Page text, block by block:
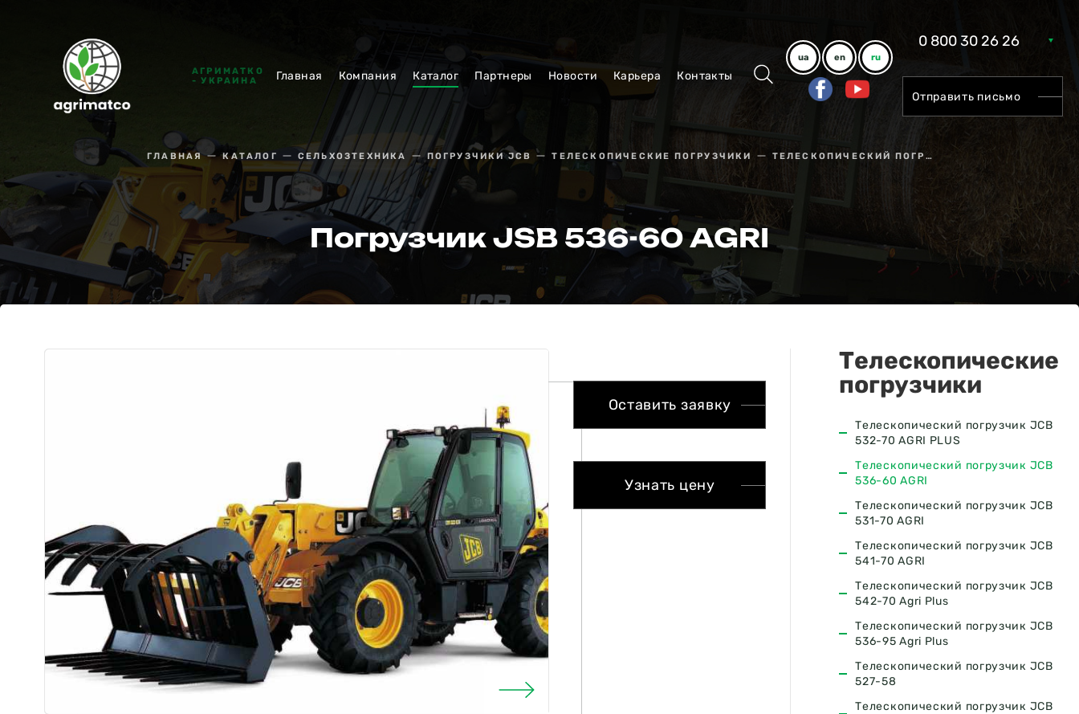
АГРИМАТКО
- УКРАИНА
Главная Компания Каталог Партнеры Новости Карьера Контакты
ua en ru
0 800 30 26 26
Отправить письмо
ГЛАВНАЯ КАТАЛОГ СЕЛЬХОЗТЕХНИКА ПОГРУЗЧИКИ JCB ТЕЛЕСКОПИЧЕСКИЕ ПОГРУЗЧИКИ ТЕЛЕСКОПИЧЕСКИЙ ПОГРУЗЧИК JCB 536-60 AGRI
Погрузчик JSB 536-60 AGRI
Оставить заявку
Узнать цену
Телескопические
погрузчики
Телескопический погрузчик JCB
532-70 AGRI PLUS
Телескопический погрузчик JCB
536-60 AGRI
Телескопический погрузчик JCB
531-70 AGRI
Телескопический погрузчик JCB
541-70 AGRI
Телескопический погрузчик JCB
542-70 Agri Plus
Телескопический погрузчик JCB
536-95 Agri Plus
Телескопический погрузчик JCB
527-58
Телескопический погрузчик JCB